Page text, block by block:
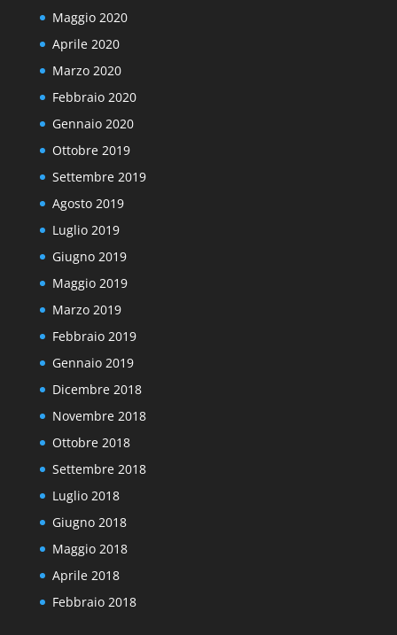
Maggio 2020
Aprile 2020
Marzo 2020
Febbraio 2020
Gennaio 2020
Ottobre 2019
Settembre 2019
Agosto 2019
Luglio 2019
Giugno 2019
Maggio 2019
Marzo 2019
Febbraio 2019
Gennaio 2019
Dicembre 2018
Novembre 2018
Ottobre 2018
Settembre 2018
Luglio 2018
Giugno 2018
Maggio 2018
Aprile 2018
Febbraio 2018